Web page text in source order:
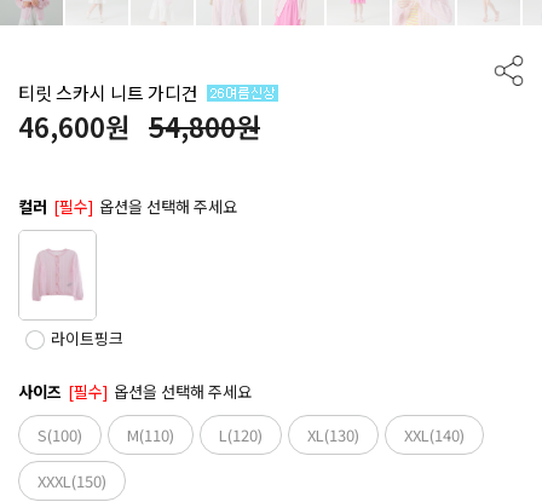
티릿 스카시 니트 가디건
46,600원 54,800원
컬러 [필수] 옵션을 선택해 주세요
라이트핑크
사이즈 [필수] 옵션을 선택해 주세요
S(100)
M(110) L(120) XL(130)
XXL(140)
XXXL(150)